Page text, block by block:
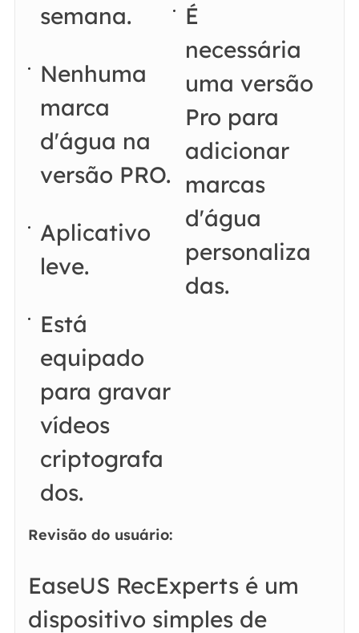
semana.
Nenhuma
marca
d'água na
versão PRO.
Aplicativo
leve.
Está
equipado
para gravar
vídeos
criptografa
dos.
É
necessária
uma versão
Pro para
adicionar
marcas
d'água
personaliza
das.
Revisão do usuário:
EaseUS RecExperts é um
dispositivo simples de